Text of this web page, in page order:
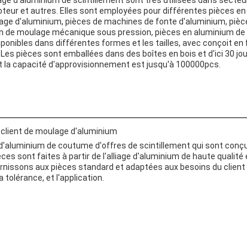
et autres. Elles sont employées pour différentes pièces
d'aluminium, pièces de machines de fonte d'aluminium,
de moulage mécanique sous pression, pièces en aluminium
dans différentes formes et les tailles, avec conçoit en
pièces sont emballées dans des boîtes en bois et d'ici 30
capacité d'approvisionnement est jusqu'à 100000pcs.
de moulage d'aluminium
de coutume d'offres de scintillement qui sont
sont faites à partir de l'alliage d'aluminium de haute qualité
aux pièces standard et adaptées aux besoins du
tolérance, et l'application.